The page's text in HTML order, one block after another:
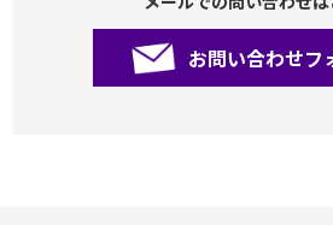
お問い合わせフ